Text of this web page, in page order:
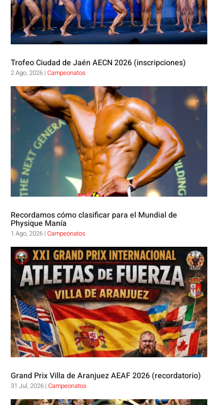
Trofeo Ciudad de Jaén AECN 2026 (inscripciones)
2 Ago, 2026 |Campeonatos
Recordamos cómo clasificar para el Mundial de
Physique Manía
1 Ago, 2026 |Campeonatos
Grand Prix Villa de Aranjuez AEAF 2026 (recordatorio)
31 Jul, 2026 |Campeonatos